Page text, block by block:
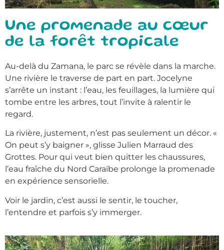
Une promenade au cœur
de la forêt tropicale
Au-delà du Zamana, le parc se révèle dans la marche.
Une rivière le traverse de part en part. Jocelyne
s’arrête un instant : l’eau, les feuillages, la lumière qui
tombe entre les arbres, tout l’invite à ralentir le
regard.
La rivière, justement, n’est pas seulement un décor. «
On peut s’y baigner », glisse Julien Marraud des
Grottes. Pour qui veut bien quitter les chaussures,
l’eau fraîche du Nord Caraïbe prolonge la promenade
en expérience sensorielle.
Voir le jardin, c’est aussi le sentir, le toucher,
l’entendre et parfois s’y immerger.